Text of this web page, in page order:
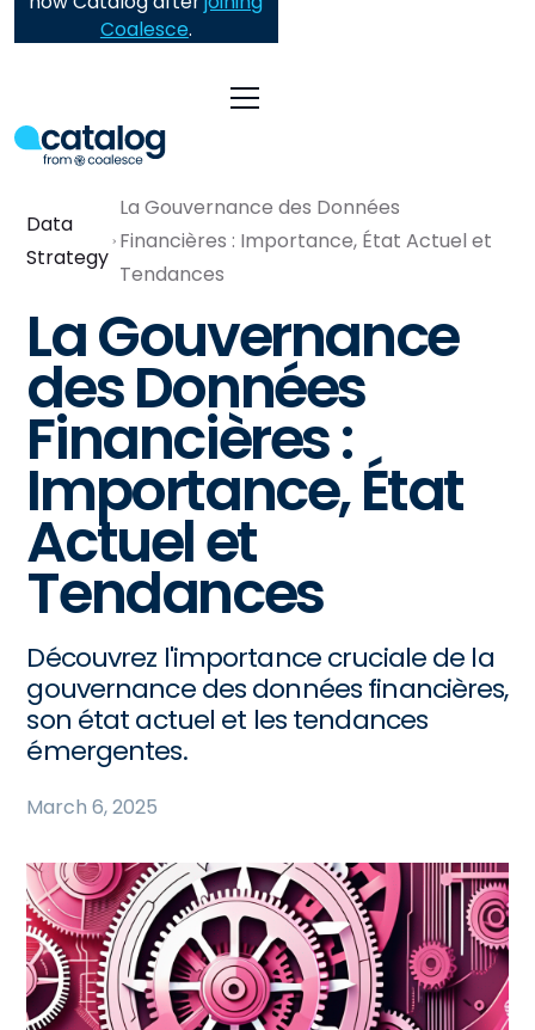
Coalesce.
Data
Strategy
La Gouvernance des Données
Financières : Importance, État Actuel et
Tendances
La Gouvernance
des Données
Financières :
Importance, État
Actuel et
Tendances
Découvrez l'importance cruciale de la
gouvernance des données financières,
son état actuel et les tendances
émergentes.
March 6, 2025